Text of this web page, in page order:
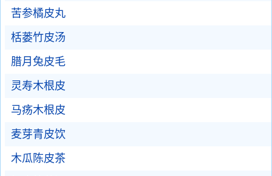
苦参橘皮丸
栝蒌竹皮汤
腊月兔皮毛
灵寿木根皮
马疡木根皮
麦芽青皮饮
木瓜陈皮茶